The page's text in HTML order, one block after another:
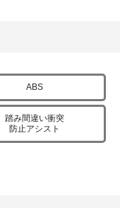
ABS
踏み間違い衝突
防止アシスト